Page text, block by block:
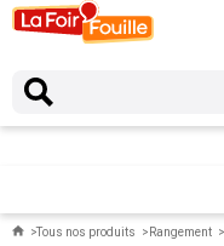
Tous nos produits Rangement